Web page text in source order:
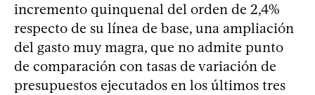
incremento quinquenal del orden de 2,4%
respecto de su línea de base, una ampliación
del gasto muy magra, que no admite punto
de comparación con tasas de variación de
presupuestos ejecutados en los últimos tres